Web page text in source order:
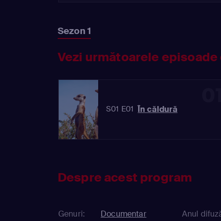
Sezon 1
Vezi următoarele episoade
S01 E01 În căldură
Despre acest program
Genuri: Documentar Anul